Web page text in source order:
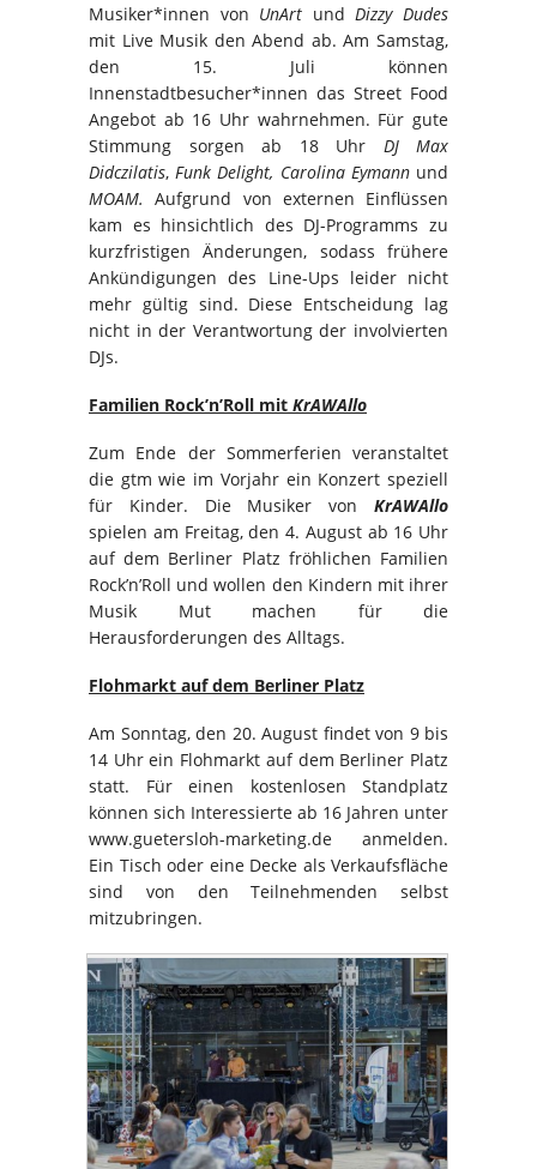
Musiker*innen von UnArt und Dizzy Dudes
mit Live Musik den Abend ab. Am Samstag,
den 15. Juli können
Innenstadtbesucher*innen das Street Food
Angebot ab 16 Uhr wahrnehmen. Für gute
Stimmung sorgen ab 18 Uhr DJ Max
Didczilatis, Funk Delight, Carolina Eymannund
MOAM. Aufgrund von externen Einflüssen
kam es hinsichtlich des DJ-Programms zu
kurzfristigen Änderungen, sodass frühere
Ankündigungen des Line-Ups leider nicht
mehr gültig sind. Diese Entscheidung lag
nicht in der Verantwortung der involvierten
DJs.
Familien Rock’n’Roll mit KrAWAllo
Zum Ende der Sommerferien veranstaltet
die gtm wie im Vorjahr ein Konzert speziell
für Kinder. Die Musiker von KrAWAllo
spielen am Freitag, den 4. August ab 16 Uhr
auf dem Berliner Platz fröhlichen Familien
Rock’n’Roll und wollen den Kindern mit ihrer
Musik Mut machen für die
Herausforderungen des Alltags.
Flohmarkt auf dem Berliner Platz
Am Sonntag, den 20. August findet von 9 bis
14 Uhr ein Flohmarkt auf dem Berliner Platz
statt. Für einen kostenlosen Standplatz
können sich Interessierte ab 16 Jahren unter
www.guetersloh-marketing.de anmelden.
Ein Tisch oder eine Decke als Verkaufsfläche
sind von den Teilnehmenden selbst
mitzubringen.